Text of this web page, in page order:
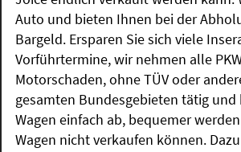
Auto und bieten Ihnen bei der
Bargeld. Ersparen Sie sich viele
Vorführtermine, wir nehmen alle
Motorschaden, ohne TÜV oder
gesamten Bundesgebieten tätig und
Wagen einfach ab, bequemer
Wagen nicht verkaufen können.